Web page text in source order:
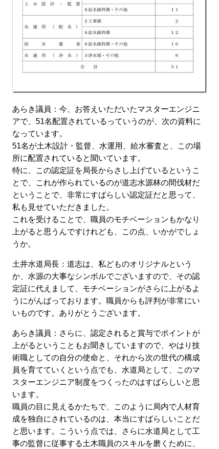
あらき議員：今、お答えいただいたマスターエンジニ
アで、51名配置されているっていうのが、次の資料に
なっています。
51名が土木設計・監督、水運用、給水審査と、この場
所に配置されていると聞いています。
特に、この認定証を局長からさし上げているというこ
とで、これが作られているのが道志水源林の間伐材だ
ということで、非常にすばらしい認定証だと思って、
私も見せていただきました。
これを受けることで、職員のモチベーションもかなり
上がると思うんですけれども、この点、いかがでしょ
うか。
土井水道局長：道志は、私どものオリジナルという
か、水源の大事なシンボルでございますので、その認
定証に代えまして、モチベーションがさらに上がるよ
うにがんばっております。職員からも評判が非常にい
いものです。ありがとうございます。
あらき議員：さらに、認定されると賞与でポイントが
上がるということもお聞きしていますので、やはり技
術職としての自分の使命と、それから次の世代の構成
員を育てていくという点でも、水道局として、このマ
スターエンジニア制度をつくったのはすばらしいと思
います。
職員の目に見えるかたちで、このように局内で人材育
成を独自にされているのは、本当にすばらしいことだ
と思います。こういう点では、さらに水道局として工
事の監督に従事する土木職員のスキルを磨くために、